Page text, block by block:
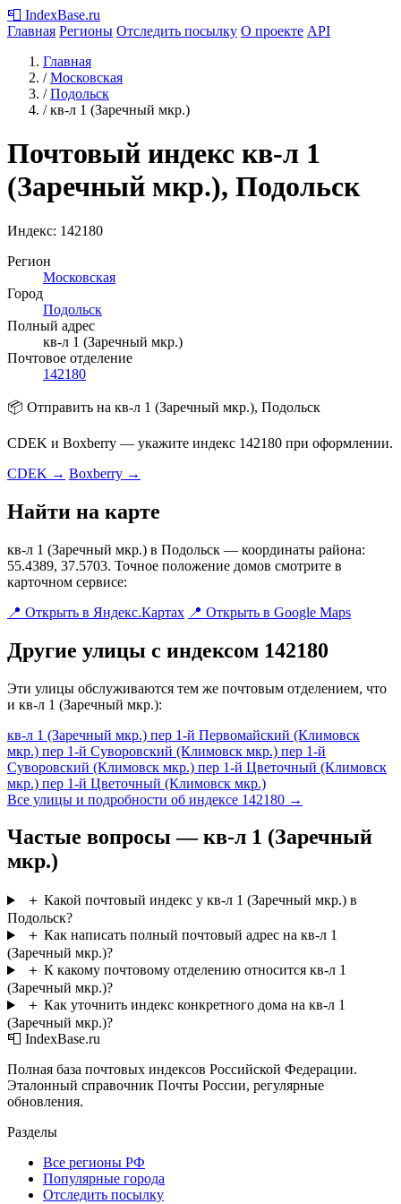
📮 IndexBase.ru
Главная Регионы Отследить посылку О проекте API
Главная
/ Московская
/ Подольск
/ кв-л 1 (Заречный мкр.)
Почтовый индекс кв-л 1
(Заречный мкр.), Подольск
Индекс: 142180
Регион
Московская
Город
Подольск
Полный адрес
кв-л 1 (Заречный мкр.)
Почтовое отделение
142180
📦 Отправить на кв-л 1 (Заречный мкр.), Подольск
CDEK и Boxberry — укажите индекс 142180 при оформлении.
CDEK → Boxberry →
Найти на карте
кв-л 1 (Заречный мкр.) в Подольск — координаты района:
55.4389, 37.5703. Точное положение домов смотрите в
карточном сервисе:
📍 Открыть в Яндекс.Картах 📍 Открыть в Google Maps
Другие улицы с индексом 142180
Эти улицы обслуживаются тем же почтовым отделением, что
и кв-л 1 (Заречный мкр.):
кв-л 1 (Заречный мкр.) пер 1-й Первомайский (Климовск
мкр.) пер 1-й Суворовский (Климовск мкр.) пер 1-й
Суворовский (Климовск мкр.) пер 1-й Цветочный (Климовск
мкр.) пер 1-й Цветочный (Климовск мкр.)
Все улицы и подробности об индексе 142180 →
Частые вопросы — кв-л 1 (Заречный
мкр.)
＋ Какой почтовый индекс у кв-л 1 (Заречный мкр.) в
Подольск?
＋ Как написать полный почтовый адрес на кв-л 1
(Заречный мкр.)?
＋ К какому почтовому отделению относится кв-л 1
(Заречный мкр.)?
＋ Как уточнить индекс конкретного дома на кв-л 1
(Заречный мкр.)?
📮 IndexBase.ru
Полная база почтовых индексов Российской Федерации.
Эталонный справочник Почты России, регулярные
обновления.
Разделы
Все регионы РФ
Популярные города
Отследить посылку